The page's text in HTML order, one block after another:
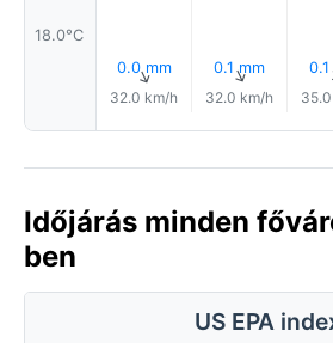
18.0°C
0.0 mm
↑
32.0 km/h
0.1 mm
↑
32.0 km/h
Időjárás minden
ben
US EPA